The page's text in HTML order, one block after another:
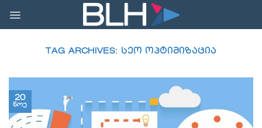
content
TAG ARCHIVES: ᲡᲔᲝ ᲝᲞᲢᲘᲛᲘᲖᲐᲪᲘᲐ
20
ნოე